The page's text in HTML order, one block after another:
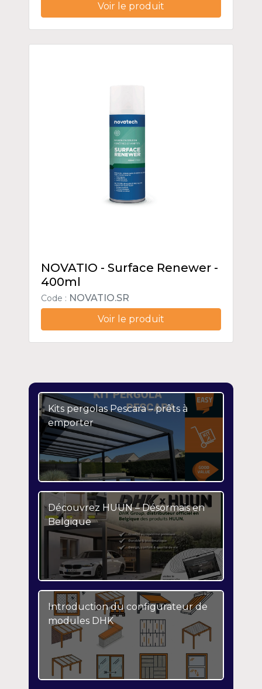
Voir le produit
NOVATIO - Surface Renewer -
400ml
Code : NOVATIO.SR
Voir le produit
Kits pergolas Pescara – prêts à
emporter
Découvrez HUUN – Désormais en
Belgique
Introduction du configurateur de
modules DHK